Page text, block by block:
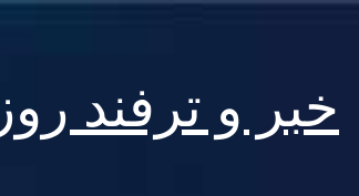
content
خبر و ترفند روز